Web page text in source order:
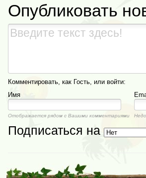
Опубликовать
Комментировать, как Гость, или войти:
Имя
Отображается рядом с Вашими комментариями
Подписаться на